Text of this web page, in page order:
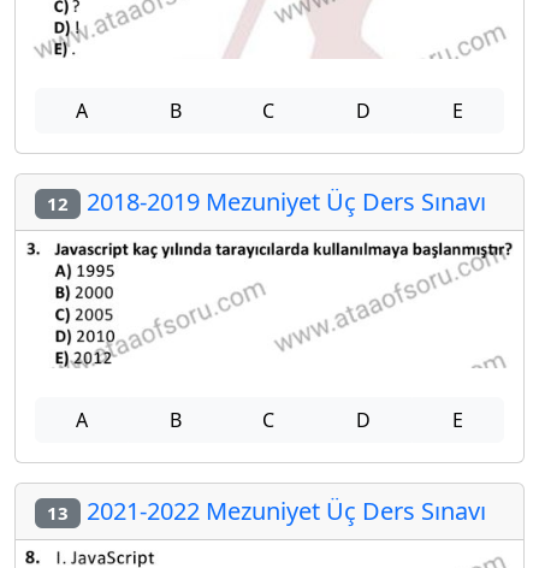
A B C D E
12 2018-2019 Mezuniyet Üç Ders Sınavı
A B C D E
13 2021-2022 Mezuniyet Üç Ders Sınavı